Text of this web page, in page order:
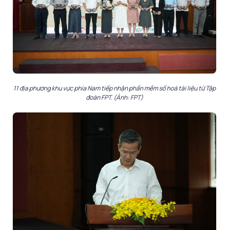
11 địa phương khu vực phía Nam tiếp nhận phần mềm số hoá tài liệu từ Tập
đoàn FPT. (Ảnh: FPT)